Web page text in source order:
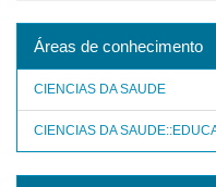
Áreas de conhecimento
CIENCIAS DA SAUDE
CIENCIAS DA